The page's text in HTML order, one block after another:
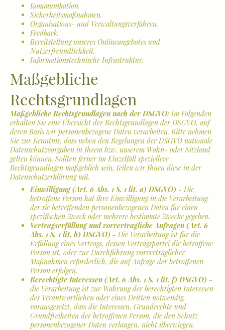
Kommunikation.
Sicherheitsmaßnahmen.
Organisations- und Verwaltungsverfahren.
Feedback.
Bereitstellung unseres Onlineangebotes und
Nutzerfreundlichkeit.
Informationstechnische Infrastruktur.
Maßgebliche
Rechtsgrundlagen
Maßgebliche Rechtsgrundlagen nach der DSGVO: Im Folgenden
erhalten Sie eine Übersicht der Rechtsgrundlagen der DSGVO, auf
deren Basis wir personenbezogene Daten verarbeiten. Bitte nehmen
Sie zur Kenntnis, dass neben den Regelungen der DSGVO nationale
Datenschutzvorgaben in Ihrem bzw. unserem Wohn- oder Sitzland
gelten können. Sollten ferner im Einzelfall speziellere
Rechtsgrundlagen maßgeblich sein, teilen wir Ihnen diese in der
Datenschutzerklärung mit.
Einwilligung (Art. 6 Abs. 1 S. 1 lit. a) DSGVO) - Die
betroffene Person hat ihre Einwilligung in die Verarbeitung
der sie betreffenden personenbezogenen Daten für einen
spezifischen Zweck oder mehrere bestimmte Zwecke gegeben.
Vertragserfüllung und vorvertragliche Anfragen (Art. 6
Abs. 1 S. 1 lit. b) DSGVO) - Die Verarbeitung ist für die
Erfüllung eines Vertrags, dessen Vertragspartei die betroffene
Person ist, oder zur Durchführung vorvertraglicher
Maßnahmen erforderlich, die auf Anfrage der betroffenen
Person erfolgen.
Berechtigte Interessen (Art. 6 Abs. 1 S. 1 lit. f) DSGVO) -
die Verarbeitung ist zur Wahrung der berechtigten Interessen
des Verantwortlichen oder eines Dritten notwendig,
vorausgesetzt, dass die Interessen, Grundrechte und
Grundfreiheiten der betroffenen Person, die den Schutz
personenbezogener Daten verlangen, nicht überwiegen.